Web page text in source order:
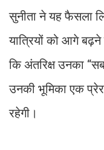
सुनीता ने यह फैसला
यात्रियों को आगे
कि अंतरिक्ष उनका
उनकी भूमिका एक
रहेगी।